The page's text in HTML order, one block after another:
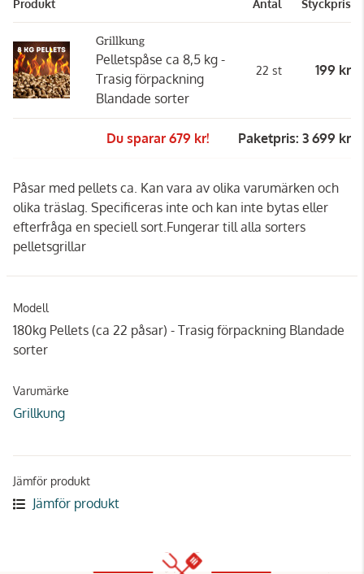
Produkt Antal Styckpris
Grillkung
Pelletspåse ca 8,5 kg -
Trasig förpackning
Blandade sorter
22 st 199 kr
Du sparar 679 kr! Paketpris: 3 699 kr
Påsar med pellets ca. Kan vara av olika varumärken och
olika träslag. Specificeras inte och kan inte bytas eller
efterfråga en speciell sort.Fungerar till alla sorters
pelletsgrillar
Modell
180kg Pellets (ca 22 påsar) - Trasig förpackning Blandade
sorter
Varumärke
Grillkung
Jämför produkt
Jämför produkt